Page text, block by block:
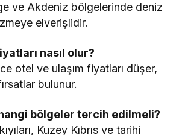
ve Akdeniz bölgelerinde deniz
elverişlidir.
nasıl olur?
otel ve ulaşım fiyatları düşer,
bulunur.
bölgeler tercih edilmeli?
Kuzey Kıbrıs ve tarihi